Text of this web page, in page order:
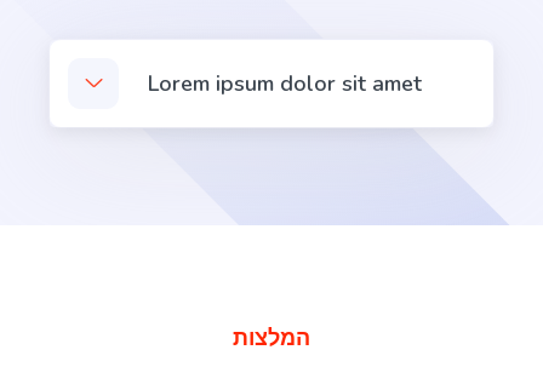
Rewrite your existing content to include more
Lorem ipsum dolor sit amet
המלצות